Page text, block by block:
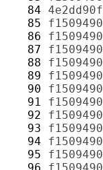
  84
4e2dd90f
  85
f1509490
  86
f1509490
  87
f1509490
  88
f1509490
  89
f1509490
  90
f1509490
  91
f1509490
  92
f1509490
  93
f1509490
  94
f1509490
  95
f1509490